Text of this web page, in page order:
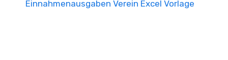
Einnahmenausgaben Verein Excel Vorlage